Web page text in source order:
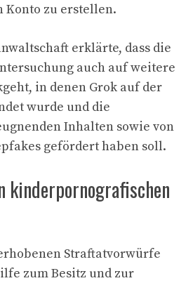
Konto zu erstellen.
erklärte, dass die
auch auf weitere
in denen Grok auf der
wurde und die
Inhalten sowie von
gefördert haben soll.
kinderpornografischen
Straftatvorwürfe
zum Besitz und zur